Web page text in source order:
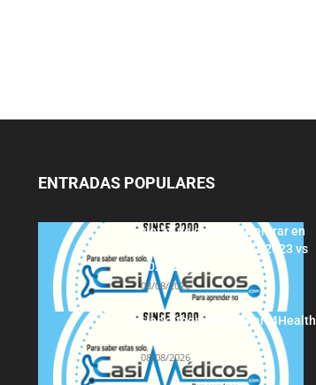
ENTRADAS POPULARES
Notas de corte para entrar en
Medicina, curso 2022/2023 vs
2021/2022
08/08/2026
Hackathon Innomakers4Health
08/08/2026